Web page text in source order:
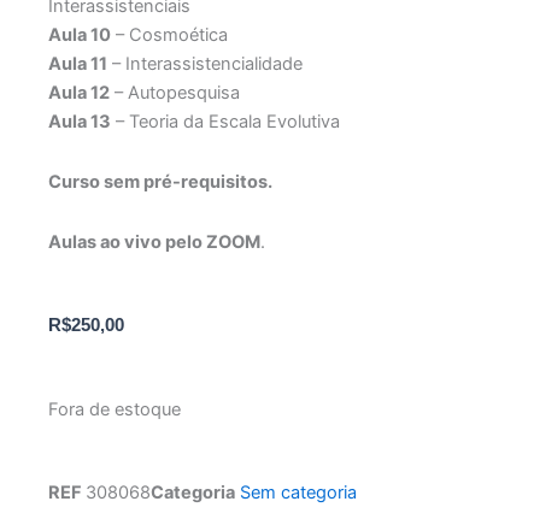
Interassistenciais
Aula 10 – Cosmoética
Aula 11 – Interassistencialidade
Aula 12 – Autopesquisa
Aula 13 – Teoria da Escala Evolutiva
Curso sem pré-requisitos.
Aulas ao vivo pelo ZOOM.
R$250,00
Fora de estoque
REF 308068Categoria Sem categoria